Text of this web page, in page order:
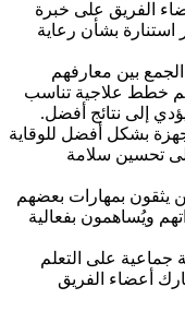
الفريق على خبرة
استنارة بشأن رعاية
بين معارفهم
خطط علاجية تناسب
إلى نتائج أفضل.
بشكل أفضل للوقاية
تحسين سلامة
يثقون بمهارات بعضهم
ويُساهمون بفعالية
جماعية على التعلم
أعضاء الفريق